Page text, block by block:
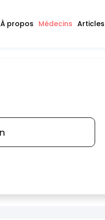
À propos Médecins Articles